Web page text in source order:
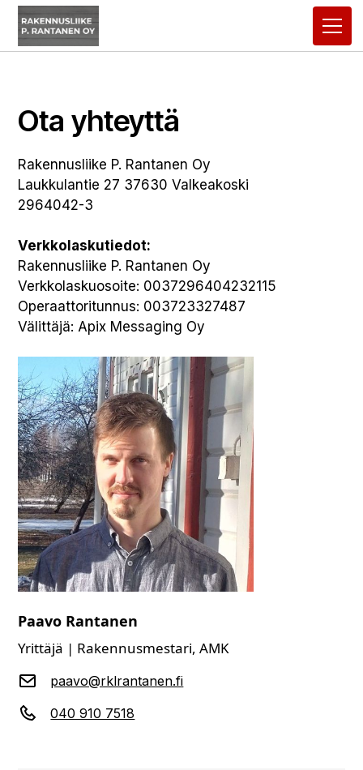
Ota yhteyttä
Rakennusliike P. Rantanen Oy
Laukkulantie 27 37630 Valkeakoski
2964042-3
Verkkolaskutiedot:
Rakennusliike P. Rantanen Oy
Verkkolaskuosoite: 0037296404232115
Operaattoritunnus: 003723327487
Välittäjä: Apix Messaging Oy
Paavo Rantanen
Yrittäjä | Rakennusmestari, AMK
paavo@rklrantanen.fi
040 910 7518